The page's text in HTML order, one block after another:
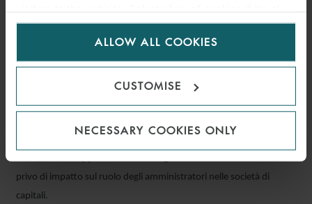
for us to use cookies. Select customise to manage
ALLOW ALL COOKIES
CUSTOMISE
NECESSARY COOKIES ONLY
umani e tutela dell’ambiente contenute in Convenzioni
internazionali e riportate all’Allegato 1 della Direttiva.
tema, tuttavia appare difficile immaginare che il documento rimarrà
privo di impatto sul ruolo degli amministratori nelle società di
capitali.